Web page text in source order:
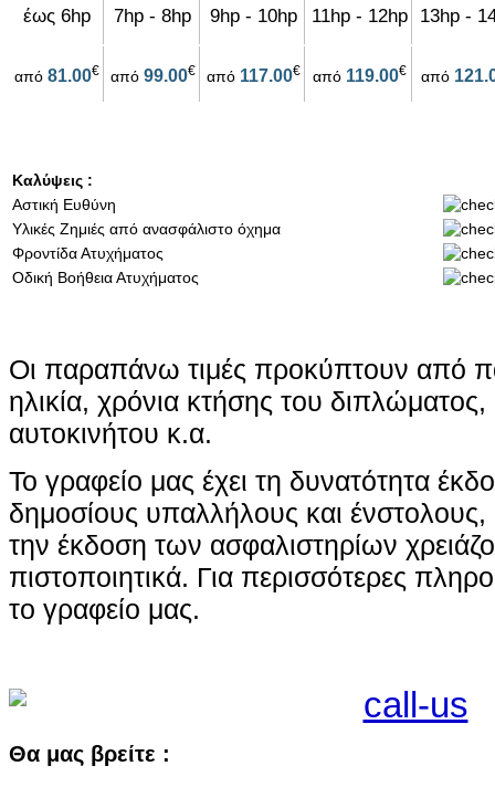
έως 6hp 7hp - 8hp 9hp - 10hp 11hp - 12hp 13hp -
από 81.00€ από 99.00€ από 117.00€ από 119.00€ από
Καλύψεις :
Αστική Ευθύνη
Υλικές Ζημιές από ανασφάλιστο όχημα
Φροντίδα Ατυχήματος
Οδική Βοήθεια Ατυχήματος
Οι παραπάνω τιμές προκύπτουν από
ηλικία, χρόνια κτήσης του
αυτοκινήτου κ.α.
Το γραφείο μας έχει τη δυνατότητα
δημοσίους υπαλλήλους και ένστολους,
την έκδοση των ασφαλιστηρίων
πιστοποιητικά. Για περισσότερες
το γραφείο μας.
Θα μας βρείτε :